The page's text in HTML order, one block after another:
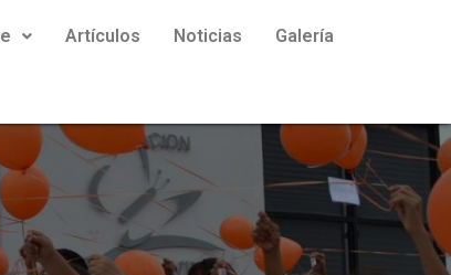
Artículos Noticias Galería